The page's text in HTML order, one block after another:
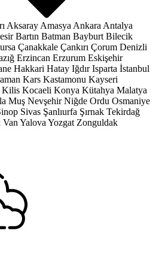
Aksaray Amasya Ankara Antalya
Bartın Batman Bayburt Bilecik
Çanakkale Çankırı Çorum Denizli
Erzincan Erzurum Eskişehir
Hakkari Hatay Iğdır Isparta İstanbul
Kars Kastamonu Kayseri
Kilis Kocaeli Konya Kütahya Malatya
Muş Nevşehir Niğde Ordu Osmaniye
Sivas Şanlıurfa Şırnak Tekirdağ
Van Yalova Yozgat Zonguldak